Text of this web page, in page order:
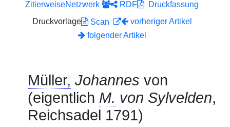
ZitierweiseNetzwerk RDF
Druckfassung
Druckvorlage
Scan
vorheriger Artikel
folgender Artikel
Müller, Johannes von
(eigentlich M. von Sylvelden,
Reichsadel 1791)